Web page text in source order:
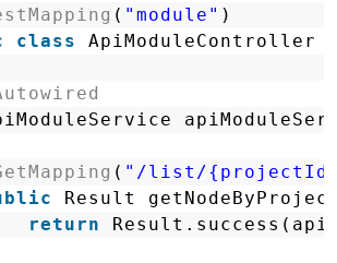
( "module" )
class ApiModuleController
( "/list/
Result
return